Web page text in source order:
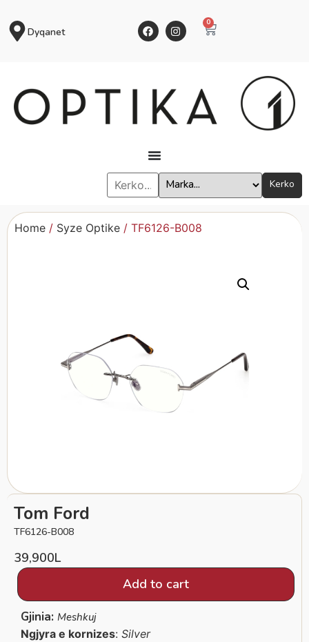
Dyqanet
0
Kerko
Home / Syze Optike / TF6126-B008
Tom Ford
TF6126-B008
39,900L
Add to cart
Gjinia: Meshkuj
Ngjyra e kornizes: Silver